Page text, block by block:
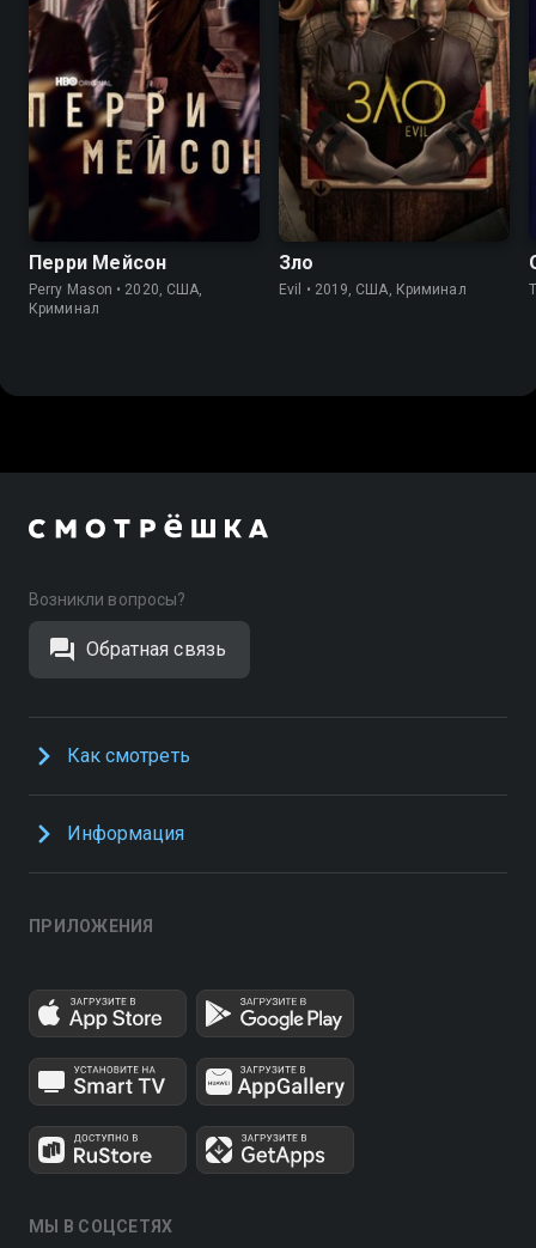
Перри Мейсон
Perry Mason • 2020, США,
Криминал
7.7
Зло
Evil • 2019, США, Криминал
Возникли вопросы?
Обратная связь
Как смотреть
Информация
ПРИЛОЖЕНИЯ
МЫ В СОЦСЕТЯХ